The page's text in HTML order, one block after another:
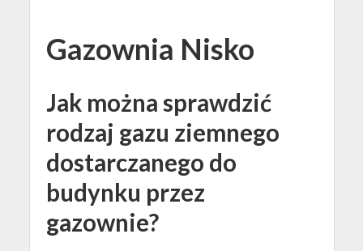
Gazownia Nisko
Jak można sprawdzić
rodzaj gazu ziemnego
dostarczanego do
budynku przez
gazownie?